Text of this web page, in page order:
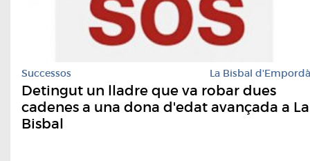
Successos La Bisbal d'Empordà
Detingut un lladre que va robar dues
cadenes a una dona d'edat avançada a La
Bisbal